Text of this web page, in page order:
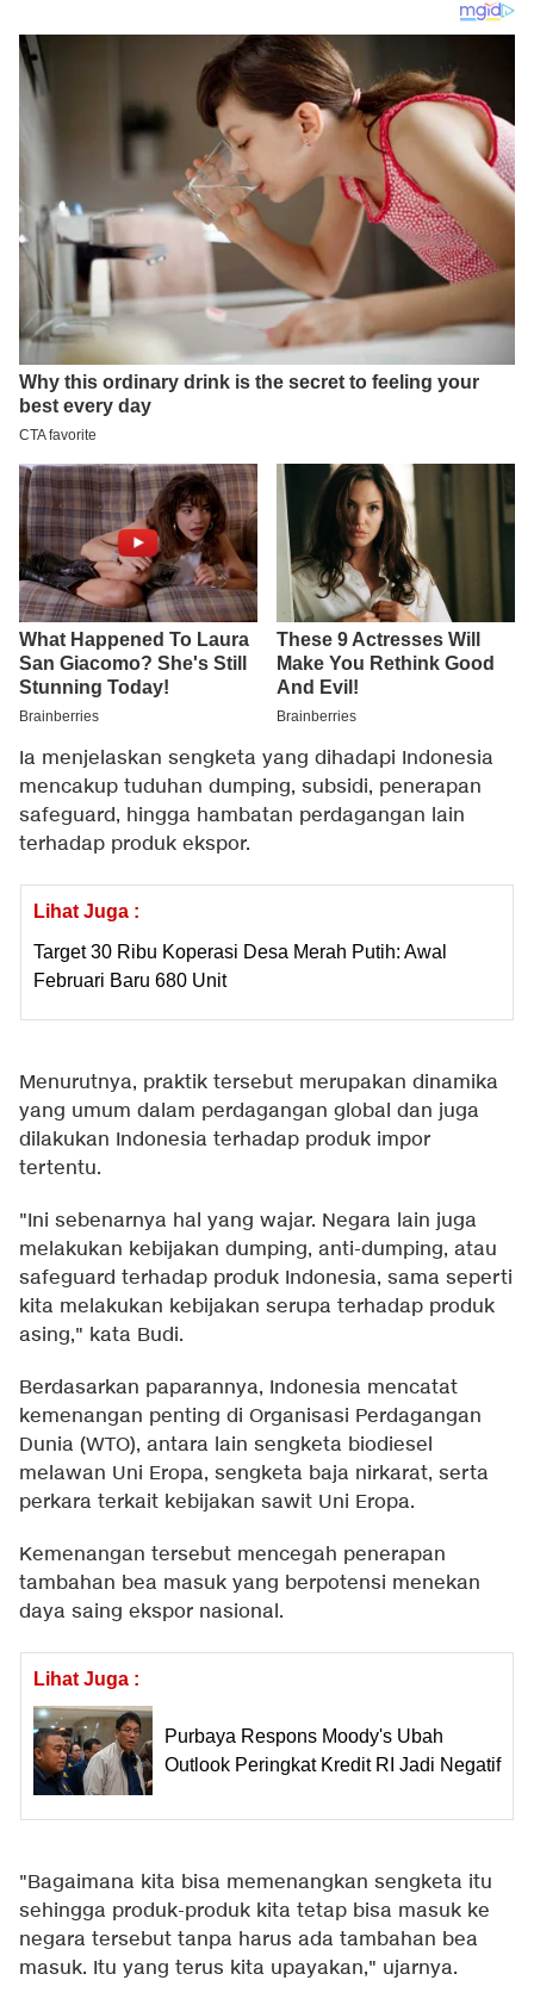
Ia menjelaskan sengketa yang dihadapi Indonesia
mencakup tuduhan dumping, subsidi, penerapan
safeguard, hingga hambatan perdagangan lain
terhadap produk ekspor.
Lihat Juga :
Target 30 Ribu Koperasi Desa Merah Putih: Awal
Februari Baru 680 Unit
Menurutnya, praktik tersebut merupakan dinamika
yang umum dalam perdagangan global dan juga
dilakukan Indonesia terhadap produk impor
tertentu.
"Ini sebenarnya hal yang wajar. Negara lain juga
melakukan kebijakan dumping, anti-dumping, atau
safeguard terhadap produk Indonesia, sama seperti
kita melakukan kebijakan serupa terhadap produk
asing," kata Budi.
Berdasarkan paparannya, Indonesia mencatat
kemenangan penting di Organisasi Perdagangan
Dunia (WTO), antara lain sengketa biodiesel
melawan Uni Eropa, sengketa baja nirkarat, serta
perkara terkait kebijakan sawit Uni Eropa.
Kemenangan tersebut mencegah penerapan
tambahan bea masuk yang berpotensi menekan
daya saing ekspor nasional.
Lihat Juga :
Purbaya Respons Moody's Ubah
Outlook Peringkat Kredit RI Jadi Negatif
"Bagaimana kita bisa memenangkan sengketa itu
sehingga produk-produk kita tetap bisa masuk ke
negara tersebut tanpa harus ada tambahan bea
masuk. Itu yang terus kita upayakan," ujarnya.